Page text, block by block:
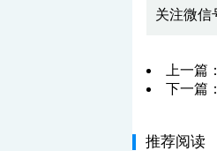
关注微信
上一篇
下一篇
推荐阅读